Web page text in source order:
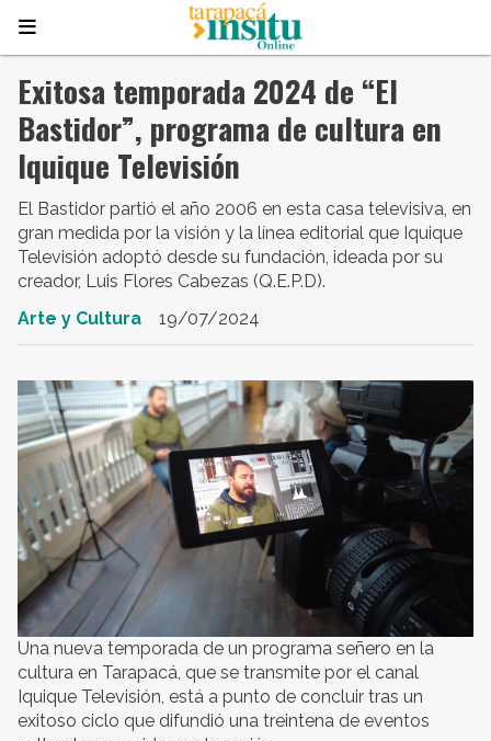
Exitosa temporada 2024 de “El
Bastidor”, programa de cultura en
Iquique Televisión
El Bastidor partió el año 2006 en esta casa televisiva, en
gran medida por la visión y la línea editorial que Iquique
Televisión adoptó desde su fundación, ideada por su
creador, Luis Flores Cabezas (Q.E.P.D).
Arte y Cultura
19/07/2024
Una nueva temporada de un programa señero en la
cultura en Tarapacá, que se transmite por el canal
Iquique Televisión, está a punto de concluir tras un
exitoso ciclo que difundió una treintena de eventos